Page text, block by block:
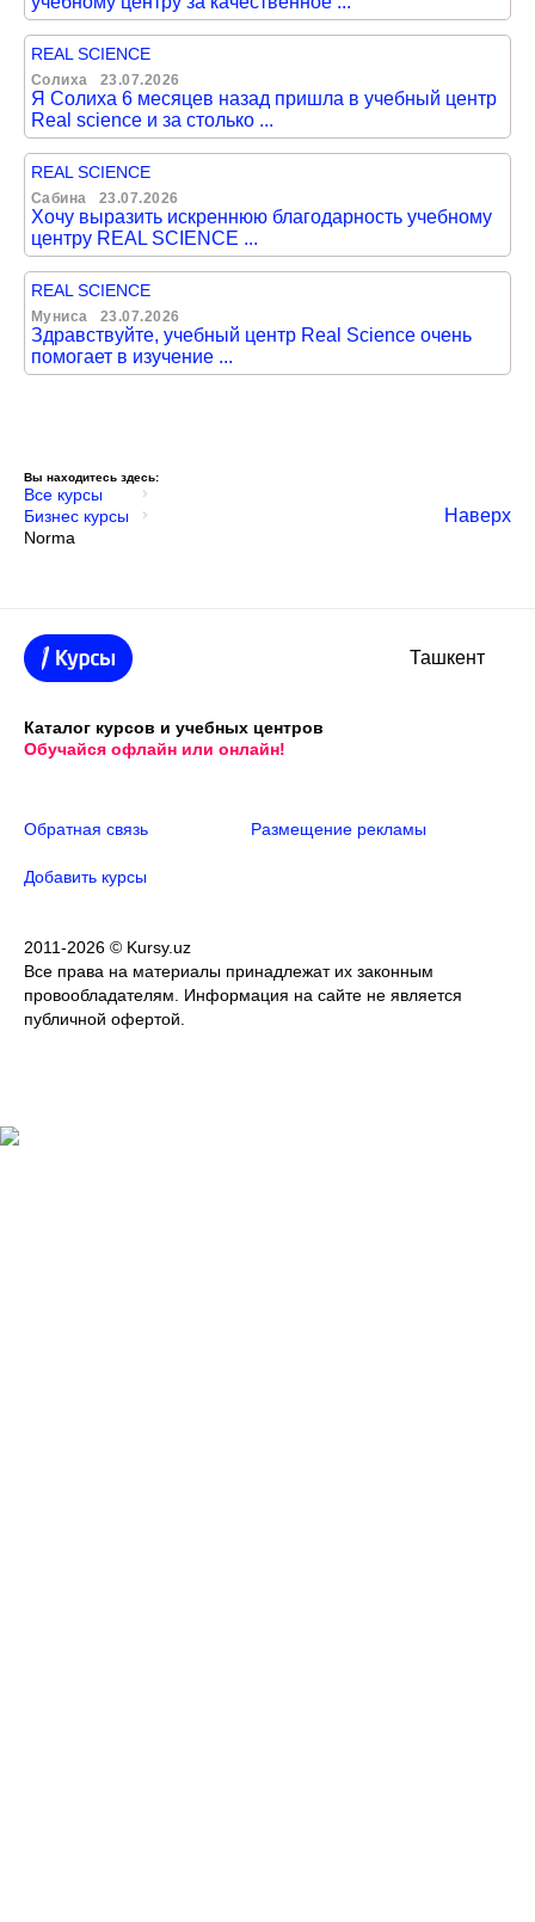
REAL SCIENCE
Солиха 23.07.2026
Я Солиха 6 месяцев назад пришла в учебный центр
Real science и за столько ...
REAL SCIENCE
Сабина 23.07.2026
Хочу выразить искреннюю благодарность учебному
центру REAL SCIENCE ...
REAL SCIENCE
Муниса 23.07.2026
Здравствуйте, учебный центр Real Science очень
помогает в изучение ...
Вы находитесь здесь:
Все курсы
Бизнес курсы
Norma
Наверх
Ташкент
Каталог курсов и учебных центров
Обучайся офлайн или онлайн!
Обратная связь Размещение рекламы
Добавить курсы
2011-2026 © Kursy.uz
Все права на материалы принадлежат их законным
провообладателям. Информация на сайте не является
публичной офертой.